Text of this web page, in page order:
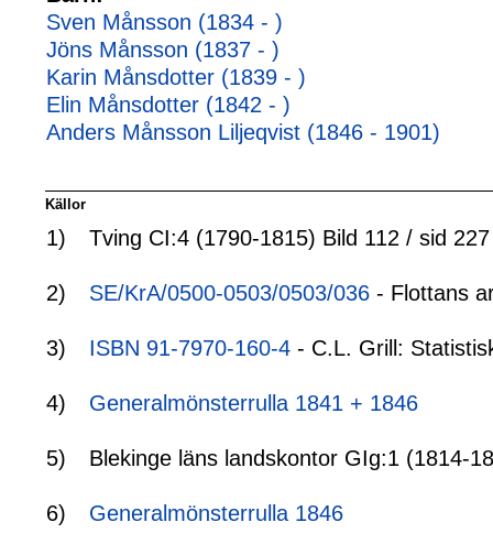
Sven Månsson (1834 - )
Jöns Månsson (1837 - )
Karin Månsdotter (1839 - )
Elin Månsdotter (1842 - )
Anders Månsson Liljeqvist (1846 - 1901)
Källor
1) Tving CI:4 (1790-1815) Bild 112 / sid 227
2) SE/KrA/0500-0503/0503/036 - Flottans
3) ISBN 91-7970-160-4 - C.L. Grill:
4) Generalmönsterrulla 1841 + 1846
5) Blekinge läns landskontor GIg:1 (1814-
6) Generalmönsterrulla 1846